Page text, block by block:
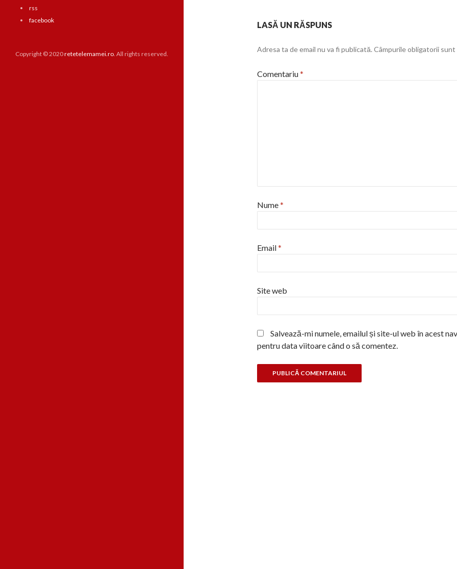
LASĂ UN RĂSPUNS
Adresa ta de email nu va fi publicată. Câmpurile obligatorii
Comentariu*
Nume*
Email*
Site web
Salvează-mi numele, emailul și site-ul web în acest
pentru data viitoare când o să comentez.
rss
facebook
Copyright © 2020retetelemamei.ro. All rights reserved.